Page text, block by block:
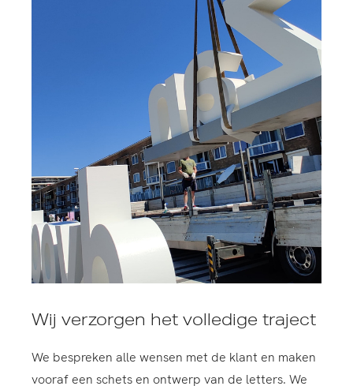
Wij verzorgen het volledige traject
We bespreken alle wensen met de klant en maken
vooraf een schets en ontwerp van de letters. We